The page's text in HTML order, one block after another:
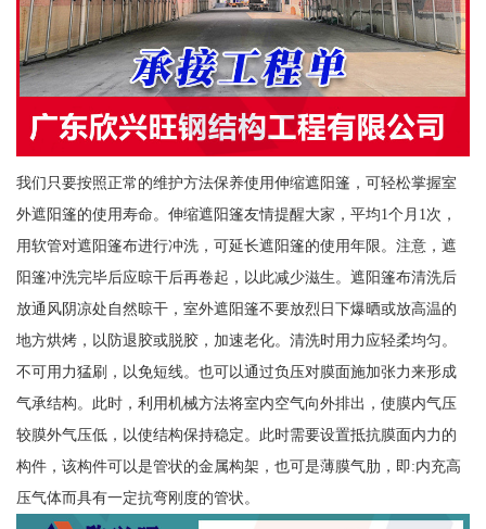
我们只要按照正常的维护方法保养使用伸缩遮阳篷，可轻松掌握室
外遮阳篷的使用寿命。伸缩遮阳篷友情提醒大家，平均1个月1次，
用软管对遮阳篷布进行冲洗，可延长遮阳篷的使用年限。注意，遮
阳篷冲洗完毕后应晾干后再卷起，以此减少滋生。遮阳篷布清洗后
放通风阴凉处自然晾干，室外遮阳篷不要放烈日下爆晒或放高温的
地方烘烤，以防退胶或脱胶，加速老化。清洗时用力应轻柔均匀。
不可用力猛刷，以免短线。也可以通过负压对膜面施加张力来形成
气承结构。此时，利用机械方法将室内空气向外排出，使膜内气压
较膜外气压低，以使结构保持稳定。此时需要设置抵抗膜面内力的
构件，该构件可以是管状的金属构架，也可是薄膜气肋，即:内充高
压气体而具有一定抗弯刚度的管状。